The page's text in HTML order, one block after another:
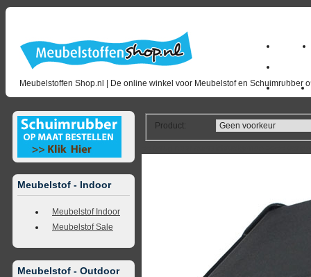
Meubelstoffen Shop.nl | De online winkel voor Meubelstof en Schuimrubber
Home
Outlet
Meubelstof - Indoor
Meubelstof Indoor
Meubelstof Sale
Meubelstof - Outdoor
Product: